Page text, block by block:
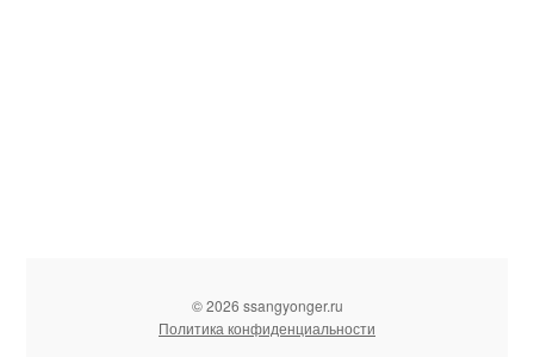
© 2026 ssangyonger.ru
Политика конфиденциальности